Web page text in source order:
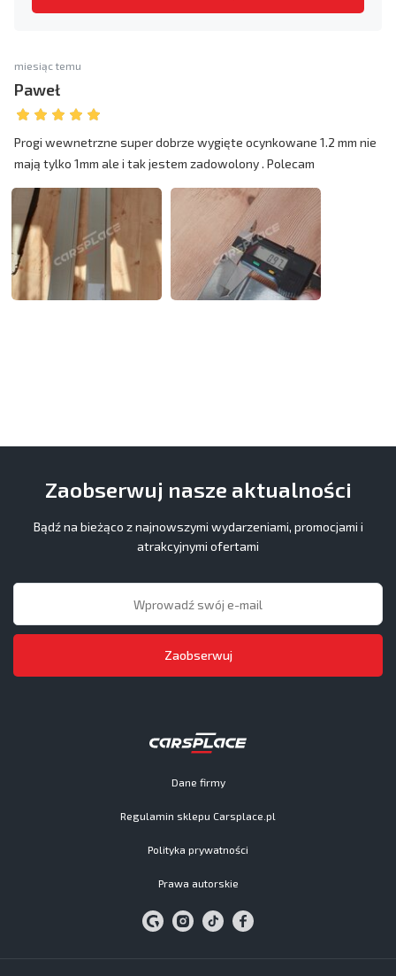
miesiąc temu
Paweł
Progi wewnetrzne super dobrze wygięte ocynkowane 1.2 mm nie
mają tylko 1mm ale i tak jestem zadowolony . Polecam
Dane firmy
Regulamin sklepu Carsplace.pl
Polityka prywatności
Prawa autorskie
Zaobserwuj nasze aktualności
Bądź na bieżąco z najnowszymi wydarzeniami, promocjami i
atrakcyjnymi ofertami
Zaobserwuj